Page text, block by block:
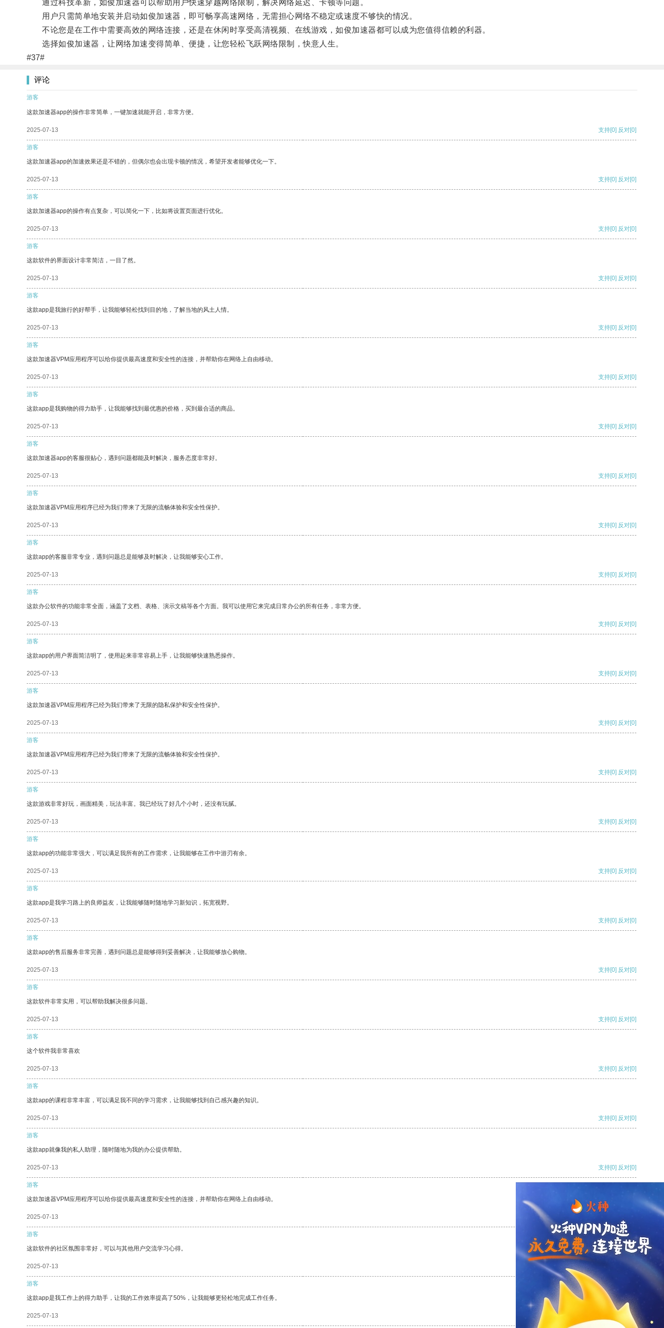
通过科技革新，如俊加速器可以帮助用户快速穿越网络限制，解决网络延迟、卡顿等问题。
用户只需简单地安装并启动如俊加速器，即可畅享高速网络，无需担心网络不稳定或速度不够快的情况。
不论您是在工作中需要高效的网络连接，还是在休闲时享受高清视频、在线游戏，如俊加速器都可以成为您值得信赖的利器。
选择如俊加速器，让网络加速变得简单、便捷，让您轻松飞跃网络限制，快意人生。
#37#
评论
游客
这款加速器app的操作非常简单，一键加速就能开启，非常方便。
2025-07-13 支持[0] 反对[0]
游客
这款加速器app的加速效果还是不错的，但偶尔也会出现卡顿的情况，希望开发者能够优化一下。
2025-07-13 支持[0] 反对[0]
游客
这款加速器app的操作有点复杂，可以简化一下，比如将设置页面进行优化。
2025-07-13 支持[0] 反对[0]
游客
这款软件的界面设计非常简洁，一目了然。
2025-07-13 支持[0] 反对[0]
游客
这款app是我旅行的好帮手，让我能够轻松找到目的地，了解当地的风土人情。
2025-07-13 支持[0] 反对[0]
游客
这款加速器VPM应用程序可以给你提供最高速度和安全性的连接，并帮助你在网络上自由移动。
2025-07-13 支持[0] 反对[0]
游客
这款app是我购物的得力助手，让我能够找到最优惠的价格，买到最合适的商品。
2025-07-13 支持[0] 反对[0]
游客
这款加速器app的客服很贴心，遇到问题都能及时解决，服务态度非常好。
2025-07-13 支持[0] 反对[0]
游客
这款加速器VPM应用程序已经为我们带来了无限的流畅体验和安全性保护。
2025-07-13 支持[0] 反对[0]
游客
这款app的客服非常专业，遇到问题总是能够及时解决，让我能够安心工作。
2025-07-13 支持[0] 反对[0]
游客
这款办公软件的功能非常全面，涵盖了文档、表格、演示文稿等各个方面。我可以使用它来完成日常办公的所有任务，非常方便。
2025-07-13 支持[0] 反对[0]
游客
这款app的用户界面简洁明了，使用起来非常容易上手，让我能够快速熟悉操作。
2025-07-13 支持[0] 反对[0]
游客
这款加速器VPM应用程序已经为我们带来了无限的隐私保护和安全性保护。
2025-07-13 支持[0] 反对[0]
游客
这款加速器VPM应用程序已经为我们带来了无限的流畅体验和安全性保护。
2025-07-13 支持[0] 反对[0]
游客
这款游戏非常好玩，画面精美，玩法丰富。我已经玩了好几个小时，还没有玩腻。
2025-07-13 支持[0] 反对[0]
游客
这款app的功能非常强大，可以满足我所有的工作需求，让我能够在工作中游刃有余。
2025-07-13 支持[0] 反对[0]
游客
这款app是我学习路上的良师益友，让我能够随时随地学习新知识，拓宽视野。
2025-07-13 支持[0] 反对[0]
游客
这款app的售后服务非常完善，遇到问题总是能够得到妥善解决，让我能够放心购物。
2025-07-13 支持[0] 反对[0]
游客
这款软件非常实用，可以帮助我解决很多问题。
2025-07-13 支持[0] 反对[0]
游客
这个软件我非常喜欢
2025-07-13 支持[0] 反对[0]
游客
这款app的课程非常丰富，可以满足我不同的学习需求，让我能够找到自己感兴趣的知识。
2025-07-13 支持[0] 反对[0]
游客
这款app就像我的私人助理，随时随地为我的办公提供帮助。
2025-07-13 支持[0] 反对[0]
游客
这款加速器VPM应用程序可以给你提供最高速度和安全性的连接，并帮助你在网络上自由移动。
2025-07-13
游客
这款软件的社区氛围非常好，可以与其他用户交流学习心得。
2025-07-13 反对
游客
这款app是我工作上的得力助手，让我的工作效率提高了50%，让我能够更轻松地完成工作任务。
2025-07-13 反对[0]